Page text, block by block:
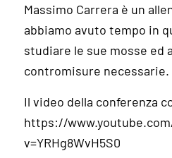
Massimo Carrera è un
abbiamo avuto tempo in
studiare le sue mosse ed
contromisure necessarie.
Il video della conferenza
https://
v=YRHg8WvH5S0